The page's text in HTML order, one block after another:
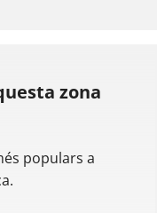
zona
populars a